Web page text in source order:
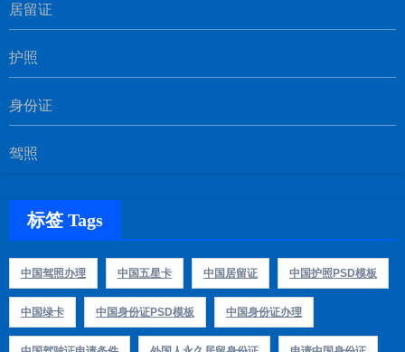
居留证
护照
身份证
驾照
标签 Tags
​​中国驾照办理 中国五星卡 中国居留证 中国护照PSD模板
中国绿卡 中国身份证PSD模板 中国身份证办理